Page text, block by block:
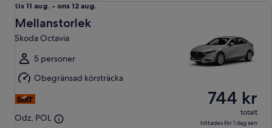
tis
11
aug.
till
ons
12
aug.
tis 11 aug. - ons 12 aug.
Mellanstorlek
Skoda Octavia
5 personer
Obegränsad körsträcka
Odz, POL
744 kr
totalt
hittades för 1 dag sen